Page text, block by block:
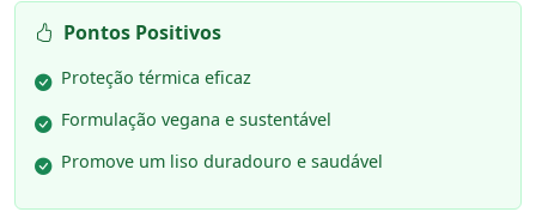
Pontos Positivos
Proteção térmica eficaz
Formulação vegana e sustentável
Promove um liso duradouro e saudável